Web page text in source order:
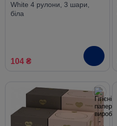
White 4 рулони, 3 шари,
біла
104 ₴